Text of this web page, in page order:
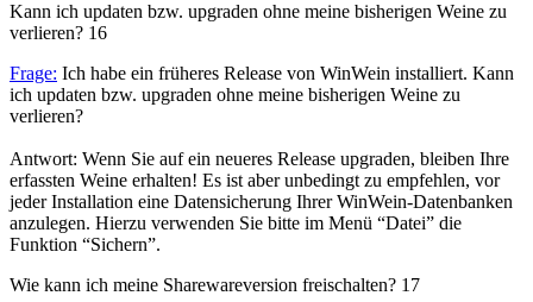
Kann ich updaten bzw. upgraden ohne meine bisherigen Weine zu
verlieren? 16
Frage: Ich habe ein früheres Release von WinWein installiert. Kann
ich updaten bzw. upgraden ohne meine bisherigen Weine zu
verlieren?
Antwort: Wenn Sie auf ein neueres Release upgraden, bleiben Ihre
erfassten Weine erhalten! Es ist aber unbedingt zu empfehlen, vor
jeder Installation eine Datensicherung Ihrer WinWein-Datenbanken
anzulegen. Hierzu verwenden Sie bitte im Menü “Datei” die
Funktion “Sichern”.
Wie kann ich meine Sharewareversion freischalten? 17